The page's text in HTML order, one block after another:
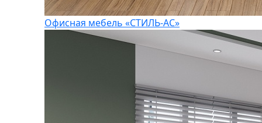
Офисная мебель «СТИЛЬ-АС»